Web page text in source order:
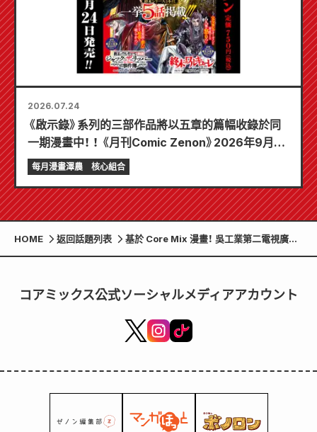
2026.07.24
《啟示錄》系列的三部作品將以五章的篇幅收錄於同
一期漫畫中！ ！ 《月刊Comic Zenon》2026年9月刊
將於7月24日發售！ ！
每月漫畫澤農 核心組合
HOME 返回話題列表
基於 Core Mix 漫畫！ 吳工業第二電視廣告
開始播出
コアミックス公式ソーシャルメディアアカウント